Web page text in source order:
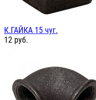
К.ГАЙКА 15 чуг.
12 руб.